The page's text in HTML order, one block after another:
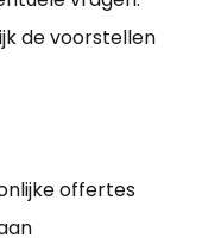
de voorstellen
offertes